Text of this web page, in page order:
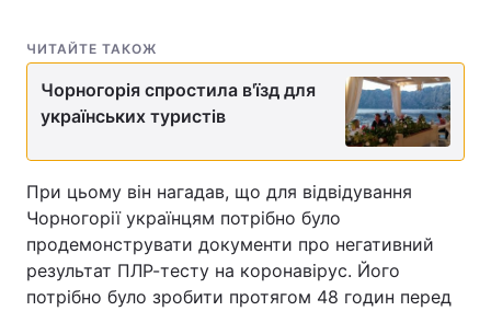
ЧИТАЙТЕ ТАКОЖ
Чорногорія спростила в'їзд для
українських туристів
При цьому він нагадав, що для відвідування
Чорногорії українцям потрібно було
продемонструвати документи про негативний
результат ПЛР-тесту на коронавірус. Його
потрібно було зробити протягом 48 годин перед